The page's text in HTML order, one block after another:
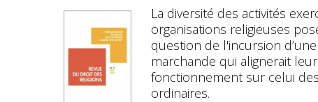
La diversité des activités
organisations religieuses
question de l'incursion
marchande qui alignerait leur
fonctionnement sur celui
ordinaires.